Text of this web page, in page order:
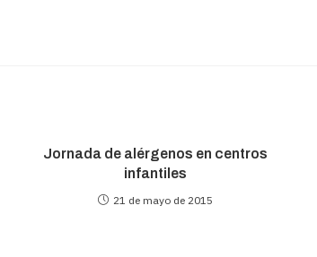
Jornada de alérgenos en centros
infantiles
21 de mayo de 2015